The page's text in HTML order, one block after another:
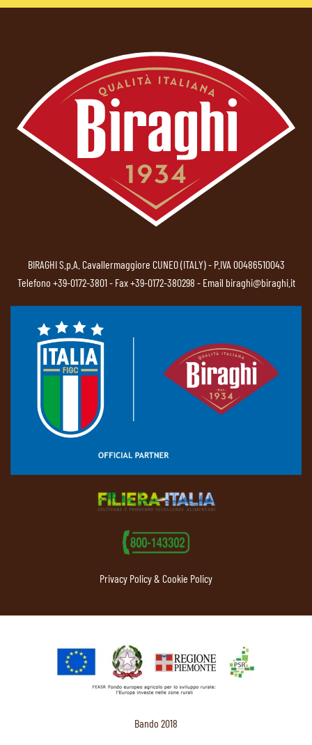
BIRAGHI S.p.A. Cavallermaggiore CUNEO (ITALY) - P.IVA 00486510043
Telefono +39-0172-3801- Fax +39-0172-380298 - Email biraghi@biraghi.it
Privacy Policy & Cookie Policy
Bando 2018